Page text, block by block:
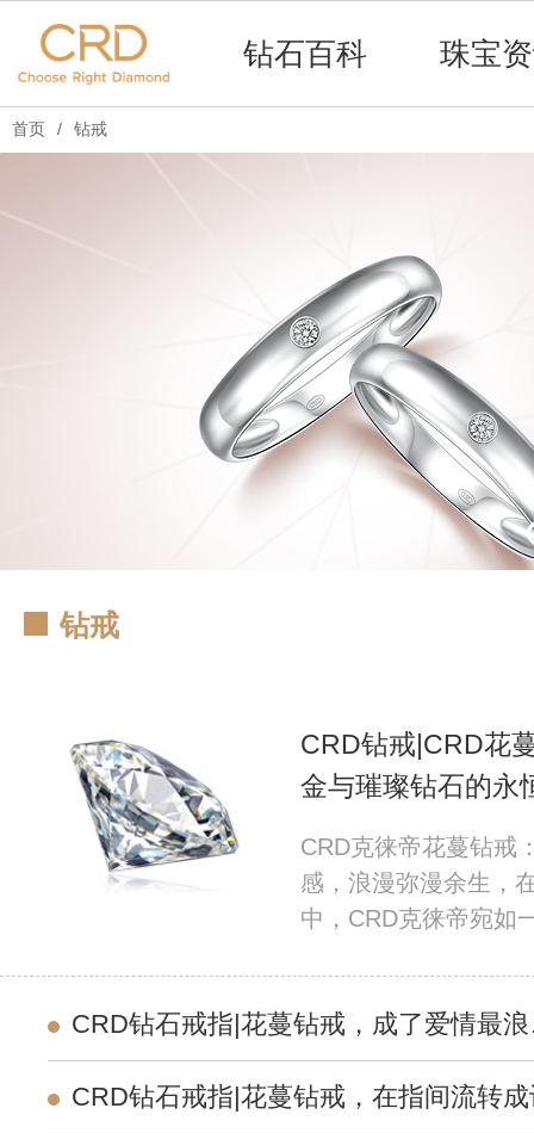
钻石百科 珠宝
首页 / 钻戒
钻戒
CRD钻戒|CRD花
金与璀璨钻石的永
CRD克徕帝花蔓钻戒
感，浪漫弥漫余生，
中，CRD克徕帝宛如
聚焦CRD克徕帝花
CRD钻石戒指|花蔓钻戒，成了爱情最
的注脚
CRD钻石戒指|花蔓钻戒，在指间流转